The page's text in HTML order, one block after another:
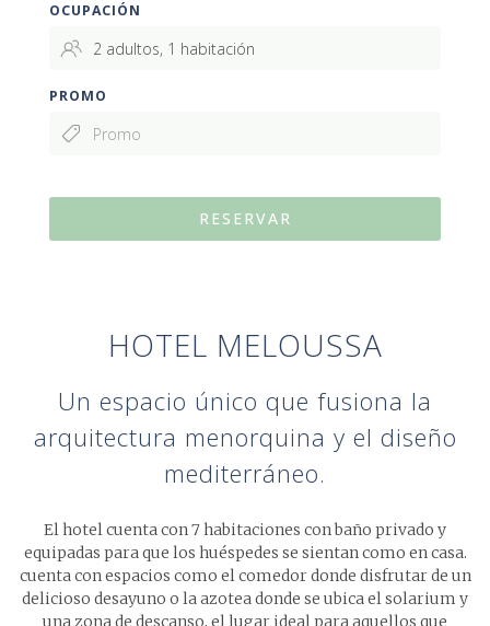
OCUPACIÓN
PROMO
RESERVAR
HOTEL MELOUSSA
Un espacio único que fusiona la
arquitectura menorquina y el diseño
mediterráneo.
El hotel cuenta con 7 habitaciones con baño privado y
equipadas para que los huéspedes se sientan como en casa.
cuenta con espacios como el comedor donde disfrutar de un
delicioso desayuno o la azotea donde se ubica el solarium y
una zona de descanso, el lugar ideal para aquellos que